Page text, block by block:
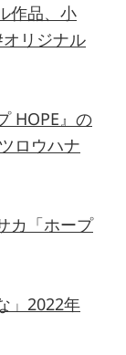
作品、小
リジナル
HOPE』の
ロウハナ
カ「ホープ
」2022年